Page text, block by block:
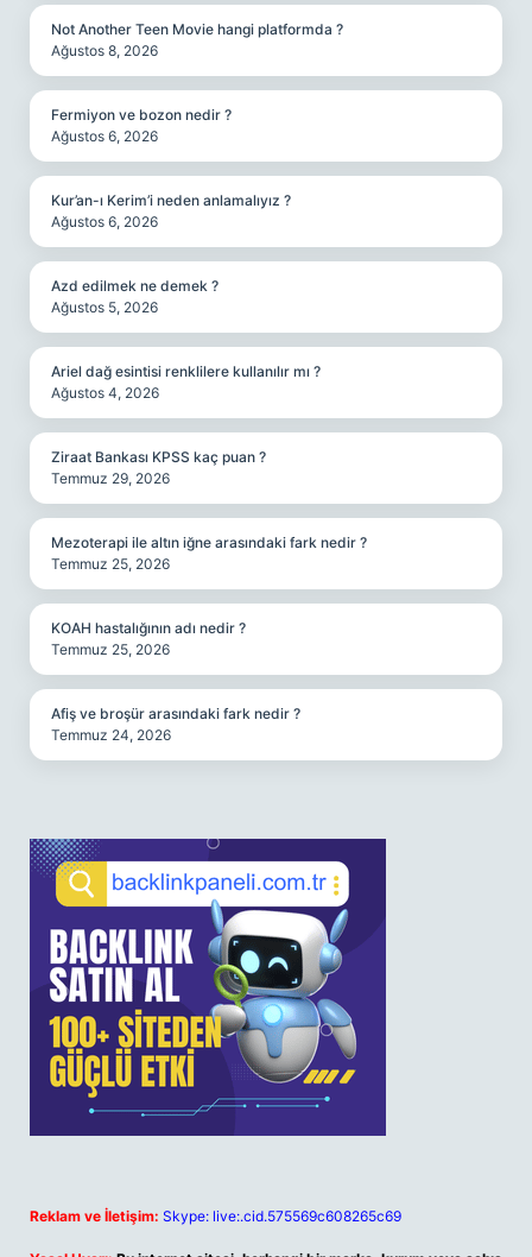
Not Another Teen Movie hangi platformda ?
Ağustos 8, 2026
Fermiyon ve bozon nedir ?
Ağustos 6, 2026
Kur’an-ı Kerim’i neden anlamalıyız ?
Ağustos 6, 2026
Azd edilmek ne demek ?
Ağustos 5, 2026
Ariel dağ esintisi renklilere kullanılır mı ?
Ağustos 4, 2026
Ziraat Bankası KPSS kaç puan ?
Temmuz 29, 2026
Mezoterapi ile altın iğne arasındaki fark nedir ?
Temmuz 25, 2026
KOAH hastalığının adı nedir ?
Temmuz 25, 2026
Afiş ve broşür arasındaki fark nedir ?
Temmuz 24, 2026
Reklam ve İletişim: Skype: live:.cid.575569c608265c69